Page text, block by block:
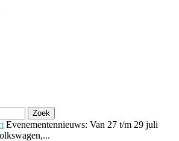
Evenementennieuws: Van 27 t/m 29 juli